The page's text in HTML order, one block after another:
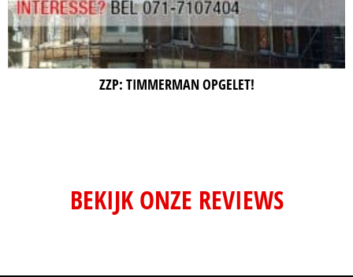
ZZP: TIMMERMAN OPGELET!
BEKIJK ONZE REVIEWS